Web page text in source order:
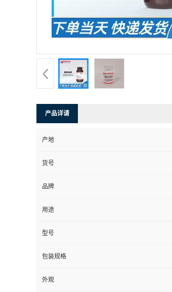
产品详请
产地
货号
品牌
用途
型号
包装规格
外观